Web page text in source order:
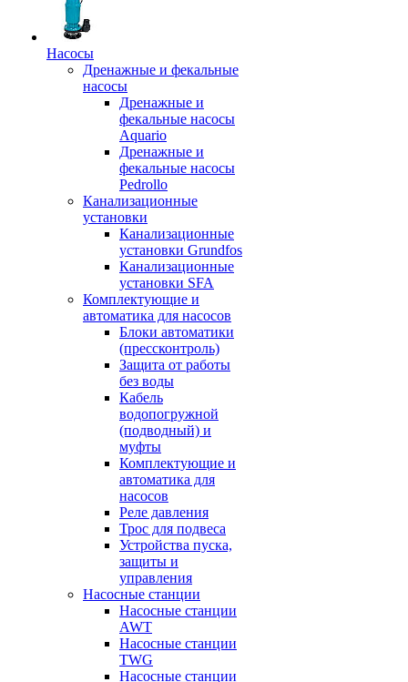
Насосы
Дренажные и фекальные
насосы
Дренажные и
фекальные насосы
Aquario
Дренажные и
фекальные насосы
Pedrollo
Канализационные
установки
Канализационные
установки Grundfos
Канализационные
установки SFA
Комплектующие и
автоматика для насосов
Блоки автоматики
(прессконтроль)
Защита от работы
без воды
Кабель
водопогружной
(подводный) и
муфты
Комплектующие и
автоматика для
насосов
Реле давления
Трос для подвеса
Устройства пуска,
защиты и
управления
Насосные станции
Насосные станции
AWT
Насосные станции
TWG
Насосные станции